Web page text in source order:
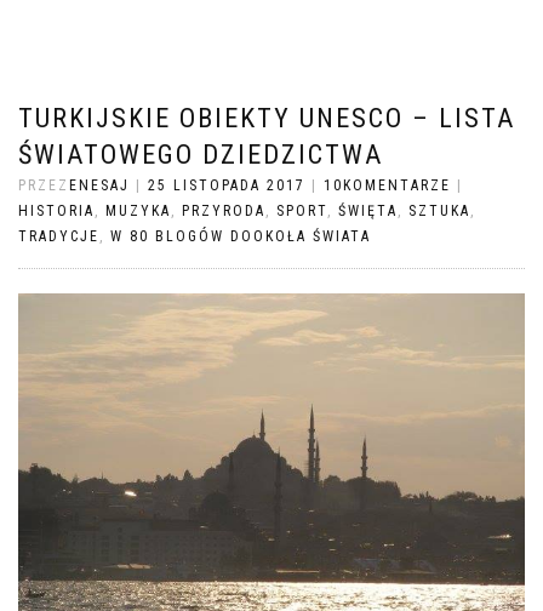
TURKIJSKIE OBIEKTY UNESCO – LISTA
ŚWIATOWEGO DZIEDZICTWA
PRZEZ ENESAJ 25 LISTOPADA 2017 10KOMENTARZE
HISTORIA , MUZYKA , PRZYRODA , SPORT, ŚWIĘTA , SZTUKA ,
TRADYCJE , W 80 BLOGÓW DOOKOŁA ŚWIATA